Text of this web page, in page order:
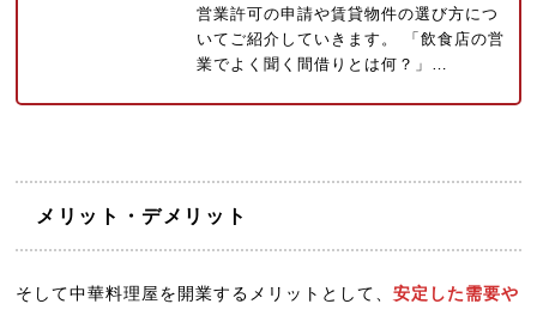
営業許可の申請や賃貸物件の選び方につ
いてご紹介していきます。 「飲食店の営
業でよく聞く間借りとは何？」…
メリット・デメリット
そして中華料理屋を開業するメリットとして、安定した需要や